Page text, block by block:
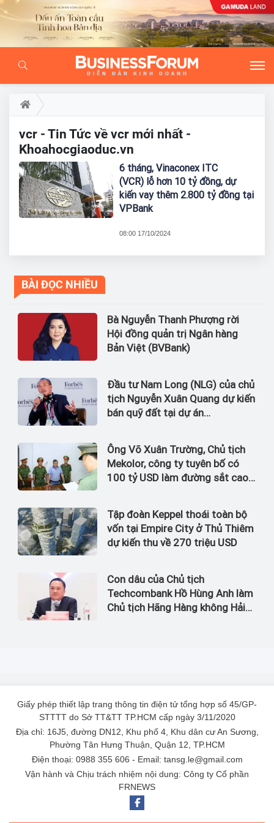
vcr - Tin Tức về vcr mới nhất -
Khoahocgiaoduc.vn
6 tháng, Vinaconex ITC
(VCR) lỗ hơn 10 tỷ đồng, dự
kiến vay thêm 2.800 tỷ đồng tại
VPBank
08:00 17/10/2024
BÀI ĐỌC NHIỀU
Bà Nguyễn Thanh Phượng rời
Hội đồng quản trị Ngân hàng
Bản Việt (BVBank)
Đầu tư Nam Long (NLG) của chủ
tịch Nguyễn Xuân Quang dự kiến
bán quỹ đất tại dự án
Ông Võ Xuân Trường, Chủ tịch
Mekolor, công ty tuyên bố có
100 tỷ USD làm đường sắt cao
Tập đoàn Keppel thoái toàn bộ
vốn tại Empire City ở Thủ Thiêm
dự kiến thu về 270 triệu USD
Con dâu của Chủ tịch
Techcombank Hồ Hùng Anh làm
Chủ tịch Hãng Hàng không Hải
Giấy phép thiết lập trang thông tin điện tử tổng hợp số 45/GP-
STTTT do Sở TT&TT TP.HCM cấp ngày 3/11/2020
Địa chỉ: 16J5, đường DN12, Khu phố 4, Khu dân cư An Sương,
Phường Tân Hưng Thuận, Quận 12, TP.HCM
Điện thoại: 0988 355 606 - Email: tansg.le@gmail.com
Vận hành và Chịu trách nhiệm nội dung: Công ty Cổ phần
FRNEWS